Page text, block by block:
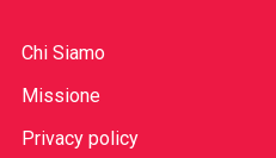
Chi Siamo
Missione
Privacy policy